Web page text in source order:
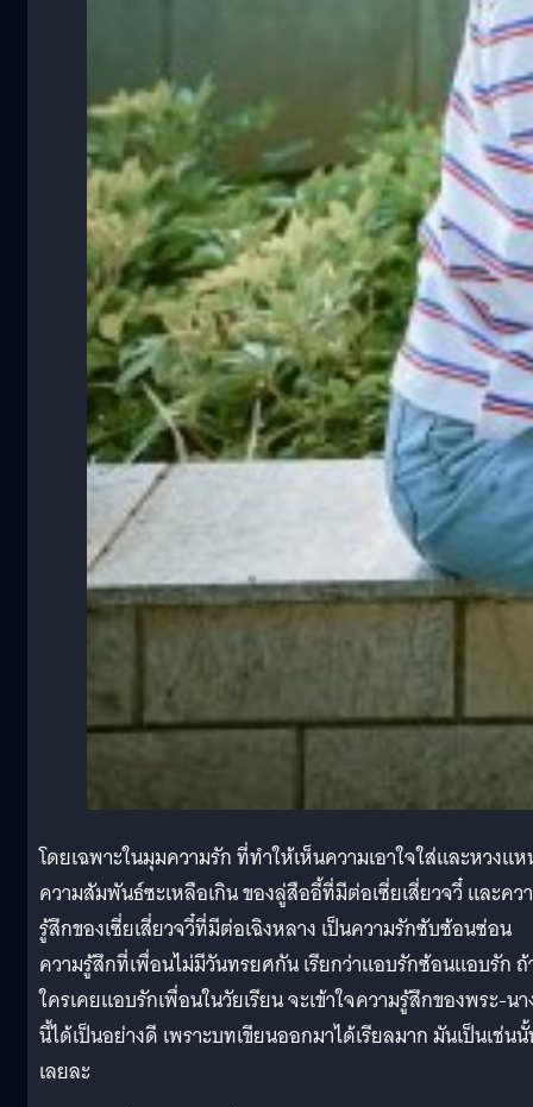
โดยเฉพาะในมุมความรัก ที่ทำให้เห็นความเอาใจใส่และหวงแ
ความสัมพันธ์ซะเหลือเกิน ของลู่สืออี้ที่มีต่อเซี่ยเสี่ยวจวี๋ และคว
รู้สึกของเซี่ยเสี่ยวจวี๋ที่มีต่อเฉิงหลาง เป็นความรักซับซ้อนซ่อน
ความรู้สึกที่เพื่อนไม่มีวันทรยศกัน เรียกว่าแอบรักซ้อนแอบรัก ถ้
ใครเคยแอบรักเพื่อนในวัยเรียน จะเข้าใจความรู้สึกของพระ-น
นี้ได้เป็นอย่างดี เพราะบทเขียนออกมาได้เรียลมาก มันเป็นเช่น
เลยละ